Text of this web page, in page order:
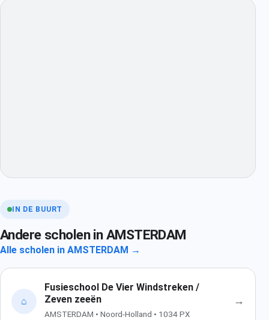
IN DE BUURT
Andere scholen in AMSTERDAM
Alle scholen in AMSTERDAM →
⌂
Fusieschool De Vier Windstreken /
Zeven zeeën
AMSTERDAM • Noord-Holland • 1034 PX
→